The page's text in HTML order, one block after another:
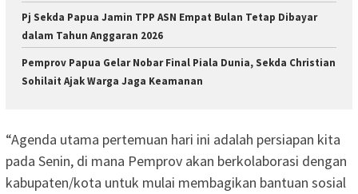
Pj Sekda Papua Jamin TPP ASN Empat Bulan Tetap Dibayar
dalam Tahun Anggaran 2026
Pemprov Papua Gelar Nobar Final Piala Dunia, Sekda Christian
Sohilait Ajak Warga Jaga Keamanan
“Agenda utama pertemuan hari ini adalah persiapan kita
pada Senin, di mana Pemprov akan berkolaborasi dengan
kabupaten/kota untuk mulai membagikan bantuan sosial